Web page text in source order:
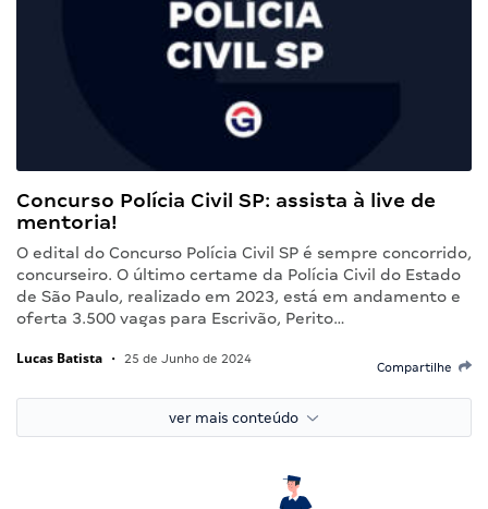
Concurso Polícia Civil SP: assista à live de
mentoria!
O edital do Concurso Polícia Civil SP é sempre concorrido,
concurseiro. O último certame da Polícia Civil do Estado
de São Paulo, realizado em 2023, está em andamento e
oferta 3.500 vagas para Escrivão, Perito…
Lucas Batista • 25 de Junho de 2024
Compartilhe
ver mais conteúdo